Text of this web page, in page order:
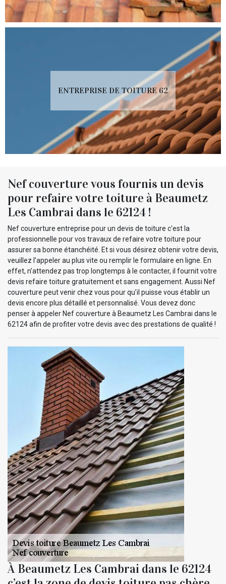
ENTREPRISE DE TOITURE 62
Nef couverture vous fournis un devis
pour refaire votre toiture à Beaumetz
Les Cambrai dans le 62124 !
Nef couverture entreprise pour un devis de toiture c'est la
professionnelle pour vos travaux de refaire votre toiture pour
assurer sa bonne étanchéité. Et si vous désirez obtenir votre devis,
veuillez l’appeler au plus vite ou remplir le formulaire en ligne. En
effet, n’attendez pas trop longtemps à le contacter, il fournit votre
devis refaire toiture gratuitement et sans engagement. Aussi Nef
couverture peut venir chez vous pour qu’il puisse vous établir un
devis encore plus détaillé et personnalisé. Vous devez donc
penser à appeler Nef couverture à Beaumetz Les Cambrai dans le
62124 afin de profiter votre devis avec des prestations de qualité !
À Beaumetz Les Cambrai dans le 62124